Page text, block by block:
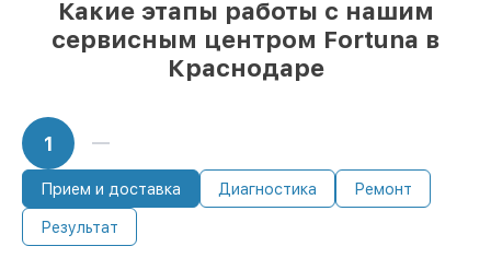
85%работ по восстановлению Fortuna
завершаются в тот же день, если мастер
начинает работу сразу
Какие этапы работы с нашим
сервисным центром Fortuna в
Краснодаре
1
Прием и доставка Диагностика Ремонт
Результат